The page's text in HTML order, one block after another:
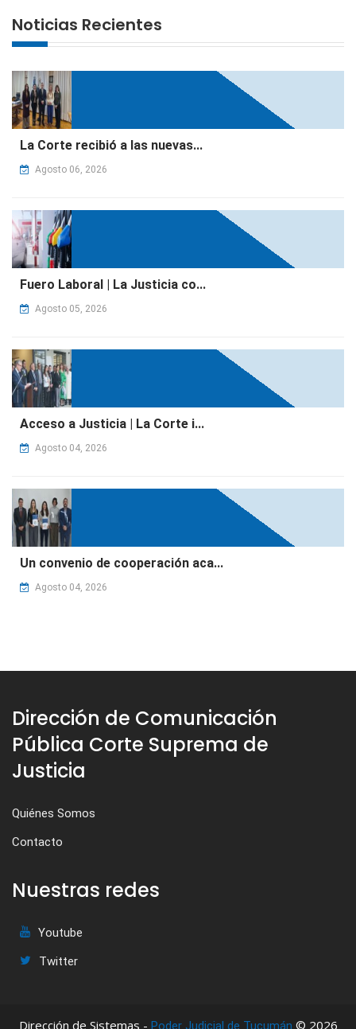
Noticias Recientes
La Corte recibió a las nuevas...
Agosto 06, 2026
Fuero Laboral | La Justicia co...
Agosto 05, 2026
Acceso a Justicia | La Corte i...
Agosto 04, 2026
Un convenio de cooperación aca...
Agosto 04, 2026
Dirección de Comunicación
Pública Corte Suprema de
Justicia
Quiénes Somos
Contacto
Nuestras redes
Youtube
Twitter
Dirección de Sistemas - Poder Judicial de Tucumán © 2026